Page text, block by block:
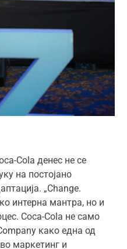
Cola денес не се
на постојано
„Change.
интерна мантра, но и
Coca-Cola не само
како една од
маркетинг и